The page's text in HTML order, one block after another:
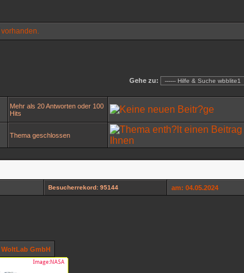
vorhanden.
Gehe zu:
Mehr als 20 Antworten oder 100
Hits
Thema geschlossen
Besucherrekord: 95144 am: 04.05.2024
WoltLab GmbH